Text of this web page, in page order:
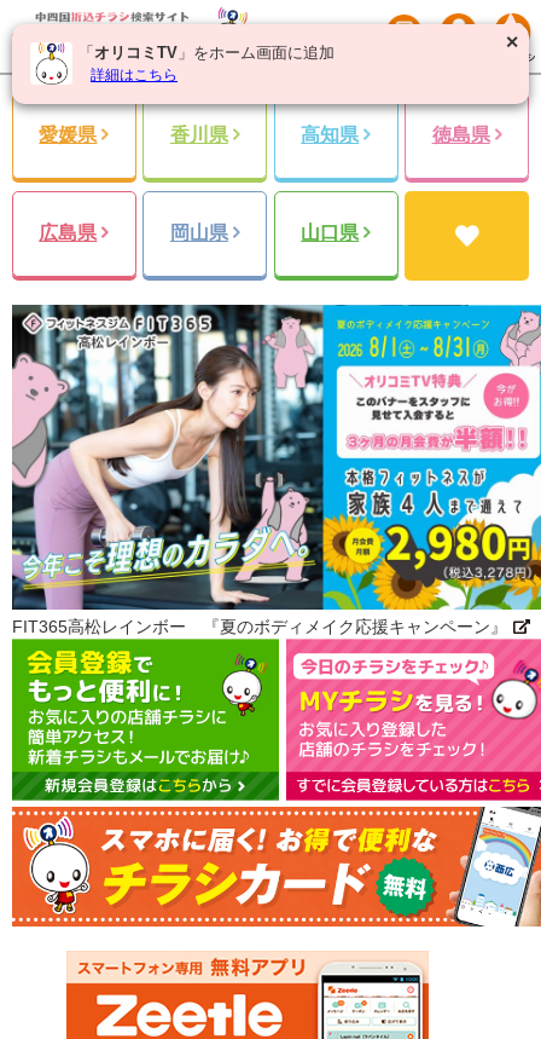
愛媛県 香川県 高知県 徳島県
広島県 岡山県 山口県
FIT365高松レインボー 『夏のボディメイク応援キャンペーン』
✕
「 オリコミTV 」をホーム画面に追加
詳細はこちら